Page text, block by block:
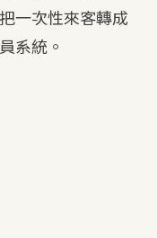
一次性來客轉成
系統。